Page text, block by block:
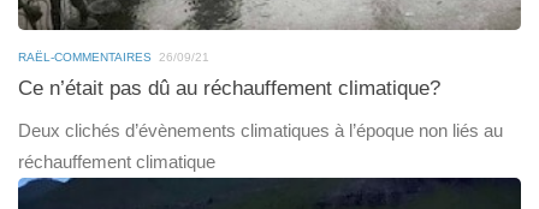
RAËL-COMMENTAIRES 26/09/21
Ce n’était pas dû au réchauffement climatique?
Deux clichés d’évènements climatiques à l’époque non liés au
réchauffement climatique